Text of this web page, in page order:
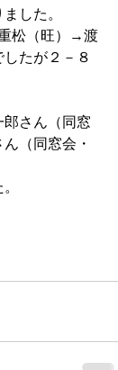
した。
松（旺）→渡
たが２－８
さん（同窓
（同窓会・